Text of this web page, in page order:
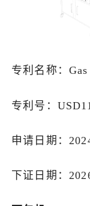
专利名称：
专利号：
申请日期：
下证日期：